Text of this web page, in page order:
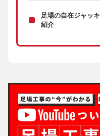
足場の自在ジャッ
紹介